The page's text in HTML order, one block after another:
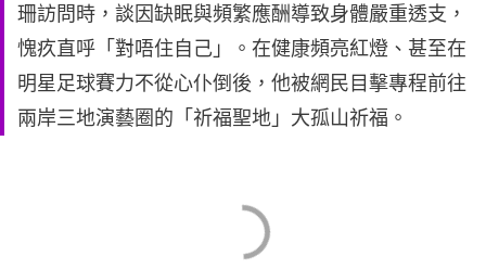
珊訪問時，談因缺眠與頻繁應酬導致身體嚴重透支，
愧疚直呼「對唔住自己」。在健康頻亮紅燈、甚至在
明星足球賽力不從心仆倒後，他被網民目擊專程前往
兩岸三地演藝圈的「祈福聖地」大孤山祈福。